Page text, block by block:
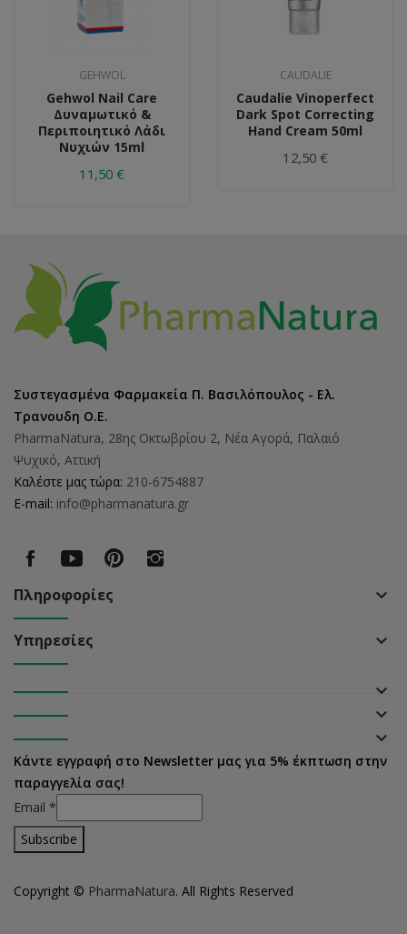
GEHWOL
Gehwol Nail Care
Δυναμωτικό &
Περιποιητικό Λάδι
Νυχιών 15ml
11,50 €
CAUDALIE
Caudalie Vinoperfect
Dark Spot Correcting
Hand Cream 50ml
12,50 €
Συστεγασμένα Φαρμακεία Π. Βασιλόπουλος - Ελ.
Τρανουδη Ο.Ε.
PharmaNatura, 28ης Οκτωβρίου 2, Νέα Αγορά, Παλαιό
Ψυχικό, Αττική
Καλέστε μας τώρα: 210-6754887
E-mail: info@pharmanatura.gr
Πληροφορίες keyboard_arrow_down
Υπηρεσίες keyboard_arrow_down
keyboard_arrow_down
keyboard_arrow_down
keyboard_arrow_down
Κάντε εγγραφή στο Newsletter μας για 5% έκπτωση στην
παραγγελία σας!
Email *
Copyright © PharmaNatura. All Rights Reserved